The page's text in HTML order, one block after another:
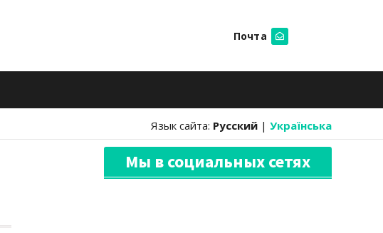
Почта
Язык сайта: Русский | Українська
Мы в социальных сетях